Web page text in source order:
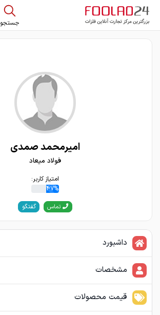
جستجو
امیرمحمد صمدی
فولاد میعاد
امتیاز کاربر:
47%
تماس گفتگو
داشبورد
مشخصات
قیمت محصولات